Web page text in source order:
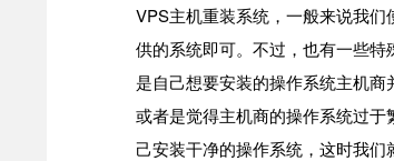
VPS主机重装系统，一般来说我们
供的系统即可。不过，也有一些特
是自己想要安装的操作系统主机商
或者是觉得主机商的操作系统过于
己安装干净的操作系统，这时我们